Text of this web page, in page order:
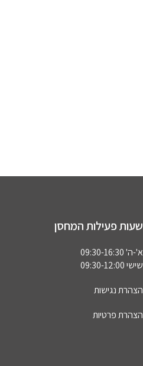
שעות פעילות המחסן
א'-ה' 09:30-16:30
שישי 09:30-12:00
הצהרת נגישות
הצהרת פרטיות